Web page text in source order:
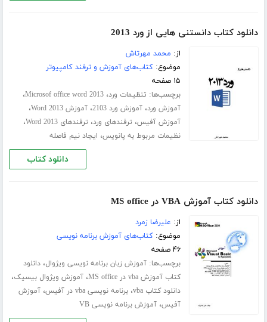
دانلود کتاب دانستنی هایی از ورد 2013
از: محمد مهرتاش
موضوع:کتاب‌های آموزش و ترفند کامپیوتر
۱۵ صفحه
برچسب‌ها: تنظیمات ورد،Microsof office word 2013،
آموزش ورد،آموزش ورد 2103 ،آموزش Word 2013 ،
آموزش آفیس، ترفندهای ورد، ترفندهای Word 2013 ،
نظیمات مربوط به پانویس، ایجاد نیم فاصله
دانلود کتاب
دانلود کتاب آموزش VBA در MS office
از: علیرضا زمرد
موضوع:کتاب‌های آموزش برنامه نویسی
۴۶ صفحه
برچسب‌ها:آموزش زبان برنامه نویسی ویژوال،دانلود
کتاب آموزش vba در MS office
،آموزش ویژوال بیسیک،
دانلود کتاب vba ،برنامه نویسی vba در آفیس ،آموزش
آفیس،آموزش برنامه نویسی VB